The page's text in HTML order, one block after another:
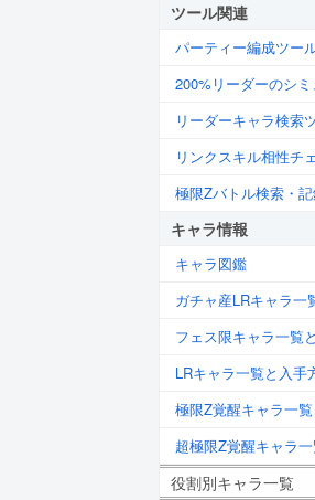
ツール関連
パーティー編成ツー
200%リーダーのシ
リーダーキャラ検索
リンクスキル相性チ
極限Zバトル検索・
キャラ情報
キャラ図鑑
ガチャ産LRキャラ一
フェス限キャラ一覧
LRキャラ一覧と入手
極限Z覚醒キャラ一覧
超極限Z覚醒キャラ
役割別キャラ一覧